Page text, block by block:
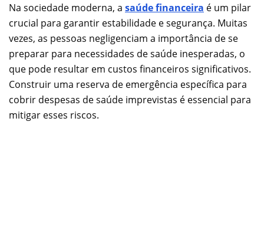
Na sociedade moderna, a saúde financeira é um pilar
crucial para garantir estabilidade e segurança. Muitas
vezes, as pessoas negligenciam a importância de se
preparar para necessidades de saúde inesperadas, o
que pode resultar em custos financeiros significativos.
Construir uma reserva de emergência específica para
cobrir despesas de saúde imprevistas é essencial para
mitigar esses riscos.